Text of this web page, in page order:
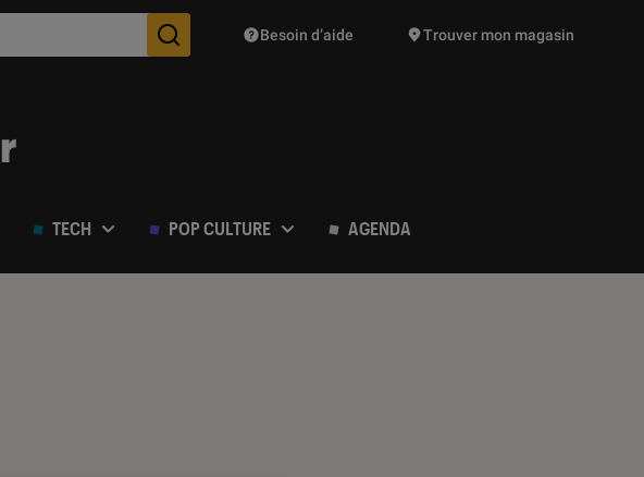
Des suggestions de produits vont vous être proposées
Besoin d’aide Trouver mon magasin
TECH POP CULTURE AGENDA